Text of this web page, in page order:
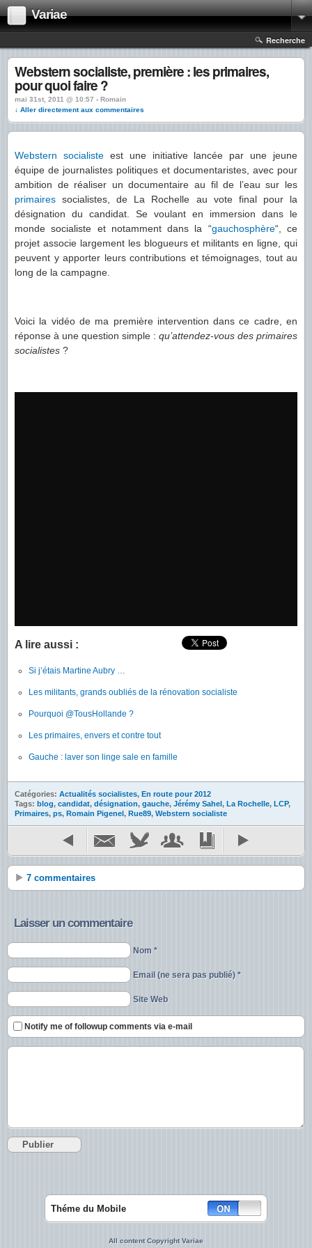
Variae
Recherche
Webstern socialiste, première : les primaires,
pour quoi faire ?
mai 31st, 2011 @ 10:57 › Romain
↓ Aller directement aux commentaires
Webstern socialisteest une initiative lancée par une jeune
équipe de journalistes politiques et documentaristes, avec pour
ambition de réaliser un documentaire au fil de l’eau sur les
primaires socialistes, de La Rochelle au vote final pour la
désignation du candidat. Se voulant en immersion dans le
monde socialiste et notamment dans la “gauchosphère“, ce
projet associe largement les blogueurs et militants en ligne, qui
peuvent y apporter leurs contributions et témoignages, tout au
long de la campagne.
Voici la vidéo de ma première intervention dans ce cadre, en
réponse à une question simple : qu’attendez-vous des primaires
socialistes ?
A lire aussi :
Si j’étais Martine Aubry …
Les militants, grands oubliés de la rénovation socialiste
Pourquoi @TousHollande ?
Les primaires, envers et contre tout
Gauche : laver son linge sale en famille
Catégories: Actualités socialistes, En route pour 2012
Tags: blog, candidat, désignation, gauche, Jérémy Sahel, La Rochelle, LCP,
Primaires, ps, Romain Pigenel, Rue89, Webstern socialiste
7 commentaires
Laisser un commentaire
Nom *
Email (ne sera pas publié) *
Site Web
Notify me of followup comments via e-mail
Théme du Mobile
All content Copyright Variae